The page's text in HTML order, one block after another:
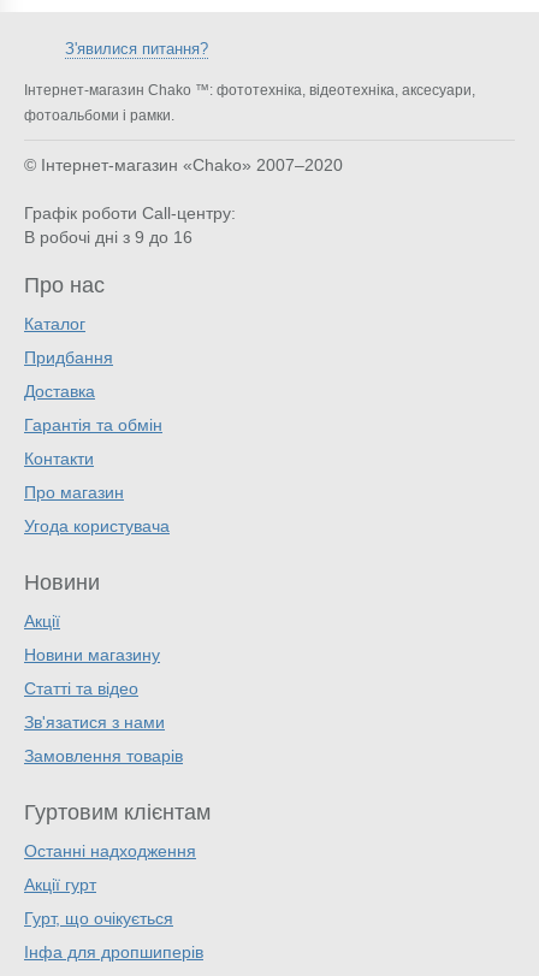
З'явилися питання?
Інтернет-магазин Chako ™: фототехніка, відеотехніка, аксесуари,
фотоальбоми і рамки.
© Інтернет-магазин «Chako» 2007–2020
Графік роботи Call-центру:
В робочі дні з 9 до 16
Про нас
Каталог
Придбання
Доставка
Гарантія та обмін
Контакти
Про магазин
Угода користувача
Новини
Акції
Новини магазину
Статті та відео
Зв'язатися з нами
Замовлення товарів
Гуртовим клієнтам
Останні надходження
Акції гурт
Гурт, що очікується
Інфа для дропшиперів